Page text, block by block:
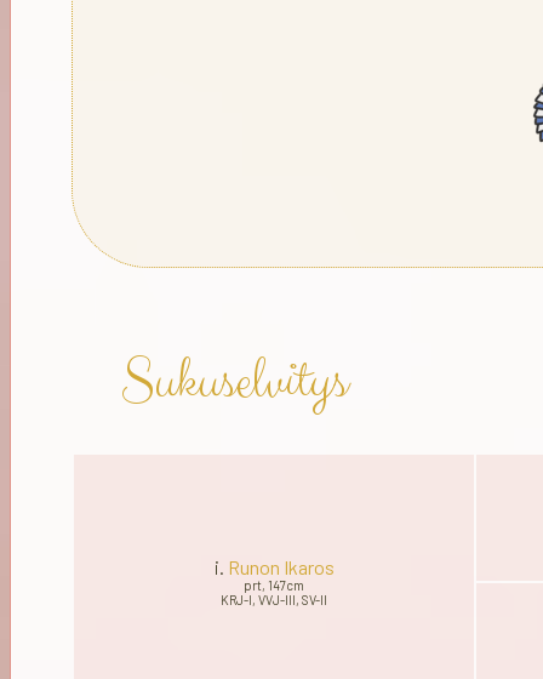
Sukuselvitys
i. Runon Ikaros
prt, 147cm
KRJ-I, VVJ-III, SV-II